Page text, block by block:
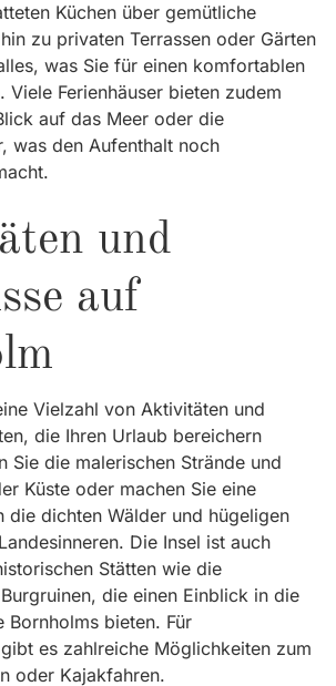
Küchen über gemütliche
zu privaten Terrassen oder Gärten
was Sie für einen komfortablen
Viele Ferienhäuser bieten zudem
auf das Meer oder die
was den Aufenthalt noch
und
auf
Vielzahl von Aktivitäten und
die Ihren Urlaub bereichern
Sie die malerischen Strände und
Küste oder machen Sie eine
die dichten Wälder und hügeligen
Die Insel ist auch
Stätten wie die
die einen Einblick in die
Bornholms bieten. Für
es zahlreiche Möglichkeiten zum
oder Kajakfahren.